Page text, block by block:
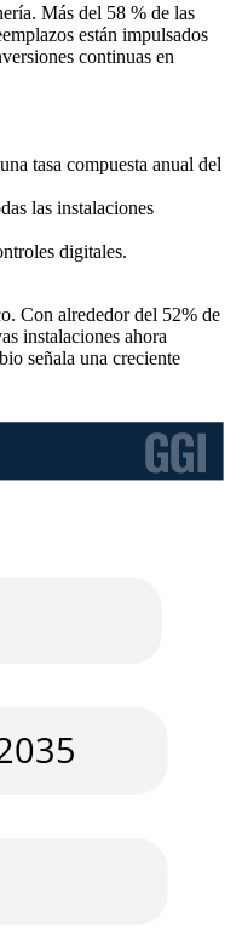
Más del 58 % de las
están impulsados
continuas en
tasa compuesta anual del
las instalaciones
digitales.
Con alrededor del 52% de
instalaciones ahora
señala una creciente